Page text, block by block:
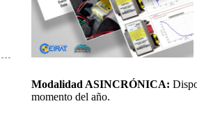
Modalidad ASINCRÓNICA:
momento del año.